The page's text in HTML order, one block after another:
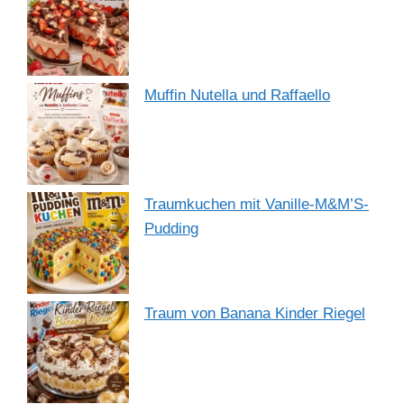
Muffin Nutella und Raffaello
Traumkuchen mit Vanille-M&M’S-
Pudding
Traum von Banana Kinder Riegel